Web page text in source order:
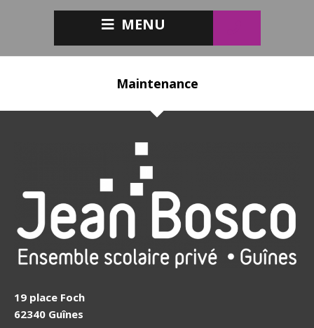
MENU
Maintenance
19 place Foch
62340 Guînes